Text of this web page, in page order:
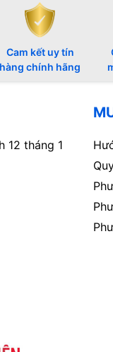
Cam kết uy tín
hàng chính hãng
12 tháng 1